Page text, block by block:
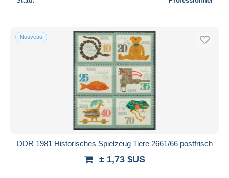
Nouveau
DDR 1981 Historisches Spielzeug Tiere 2661/66 postfrisch
± 1,73 $US